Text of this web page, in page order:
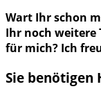
Wart Ihr schon
Ihr noch weitere
für mich? Ich
Sie benötigen